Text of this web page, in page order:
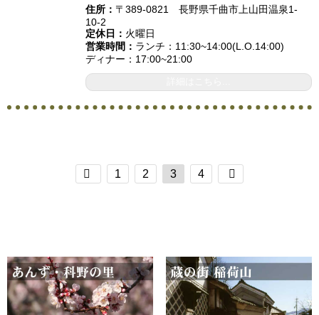
住所： 〒389-0821 長野県千曲市上山田温泉1-
10-2
定休日： 火曜日
営業時間： ランチ：11:30~14:00(L.O.14:00)
ディナー：17:00~21:00
1 2 3 4